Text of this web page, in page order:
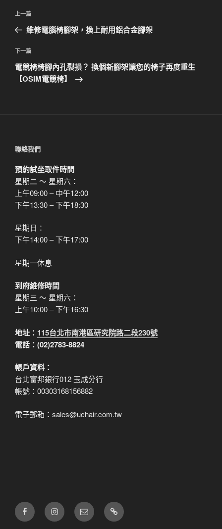
文
導
覽
上
一
文
章
上一篇
維修電腦椅腳架，換上耐用鋁合金腳架
下
一
篇
下一篇
電競椅椅腳內孔裂損？ 換個新腳架讓您的椅子再度重生
【OSIM電競椅】
聯絡我們
預約試坐取件時間
星期二 ～ 星期六：
上午09:00 – 中午12:00
下午13:30 – 下午18:30
星期日：
下午14:00 – 下午17:00
星期一休息
到府維修時間
星期三 ～ 星期六：
上午10:00 – 下午16:30
地址： 115台北市南港區研究院路二段230號
電話：(02)2783-8824
帳戶資料：
台北富邦銀行012 玉成分行
帳號：00303168156882
電子郵箱：sales@uchair.com.tw
FB IG
電
子
LINE